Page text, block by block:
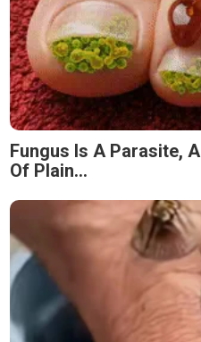
Fungus Is A Parasite,
Of Plain...